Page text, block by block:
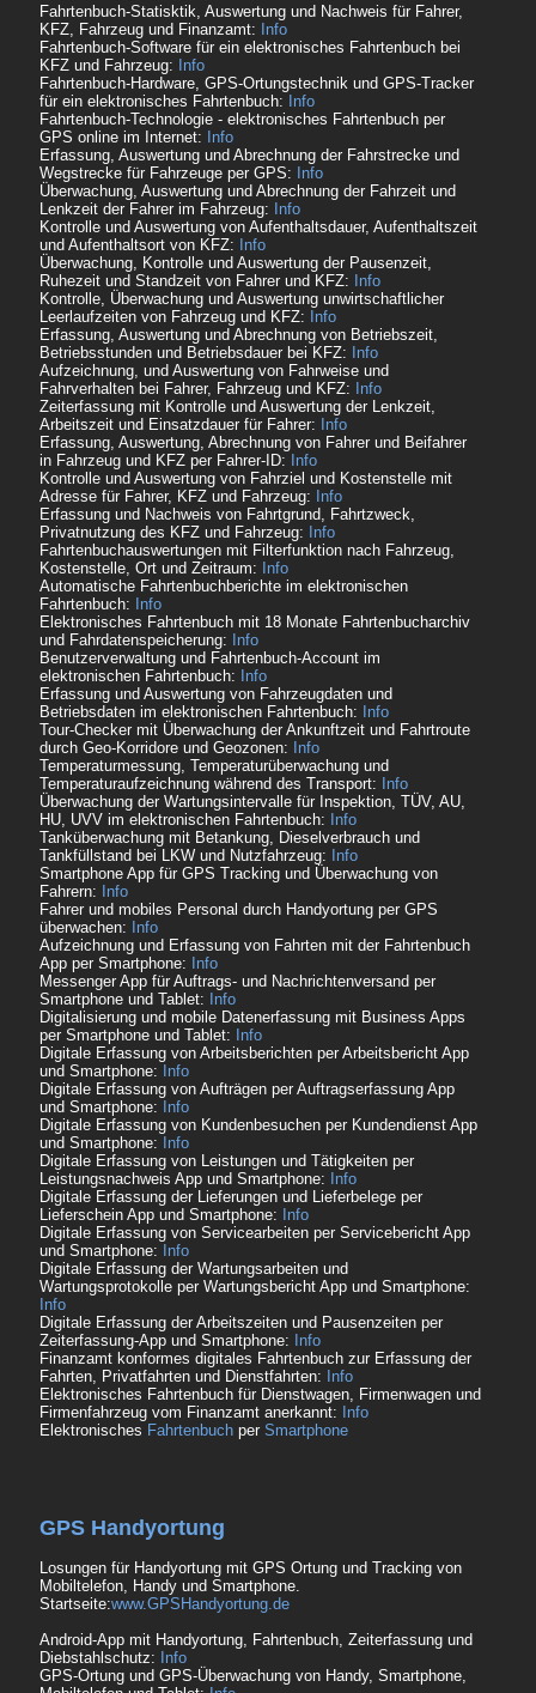
Fahrtenbuch-Statisktik, Auswertung und Nachweis für Fahrer,
KFZ, Fahrzeug und Finanzamt: Info
Fahrtenbuch-Software für ein elektronisches Fahrtenbuch bei
KFZ und Fahrzeug: Info
Fahrtenbuch-Hardware, GPS-Ortungstechnik und GPS-Tracker
für ein elektronisches Fahrtenbuch: Info
Fahrtenbuch-Technologie - elektronisches Fahrtenbuch per
GPS online im Internet: Info
Erfassung, Auswertung und Abrechnung der Fahrstrecke und
Wegstrecke für Fahrzeuge per GPS: Info
Überwachung, Auswertung und Abrechnung der Fahrzeit und
Lenkzeit der Fahrer im Fahrzeug: Info
Kontrolle und Auswertung von Aufenthaltsdauer, Aufenthaltszeit
und Aufenthaltsort von KFZ: Info
Überwachung, Kontrolle und Auswertung der Pausenzeit,
Ruhezeit und Standzeit von Fahrer und KFZ: Info
Kontrolle, Überwachung und Auswertung unwirtschaftlicher
Leerlaufzeiten von Fahrzeug und KFZ: Info
Erfassung, Auswertung und Abrechnung von Betriebszeit,
Betriebsstunden und Betriebsdauer bei KFZ: Info
Aufzeichnung, und Auswertung von Fahrweise und
Fahrverhalten bei Fahrer, Fahrzeug und KFZ: Info
Zeiterfassung mit Kontrolle und Auswertung der Lenkzeit,
Arbeitszeit und Einsatzdauer für Fahrer: Info
Erfassung, Auswertung, Abrechnung von Fahrer und Beifahrer
in Fahrzeug und KFZ per Fahrer-ID: Info
Kontrolle und Auswertung von Fahrziel und Kostenstelle mit
Adresse für Fahrer, KFZ und Fahrzeug: Info
Erfassung und Nachweis von Fahrtgrund, Fahrtzweck,
Privatnutzung des KFZ und Fahrzeug: Info
Fahrtenbuchauswertungen mit Filterfunktion nach Fahrzeug,
Kostenstelle, Ort und Zeitraum: Info
Automatische Fahrtenbuchberichte im elektronischen
Fahrtenbuch: Info
Elektronisches Fahrtenbuch mit 18 Monate Fahrtenbucharchiv
und Fahrdatenspeicherung: Info
Benutzerverwaltung und Fahrtenbuch-Account im
elektronischen Fahrtenbuch: Info
Erfassung und Auswertung von Fahrzeugdaten und
Betriebsdaten im elektronischen Fahrtenbuch: Info
Tour-Checker mit Überwachung der Ankunftzeit und Fahrtroute
durch Geo-Korridore und Geozonen: Info
Temperaturmessung, Temperaturüberwachung und
Temperaturaufzeichnung während des Transport: Info
Überwachung der Wartungsintervalle für Inspektion, TÜV, AU,
HU, UVV im elektronischen Fahrtenbuch: Info
Tanküberwachung mit Betankung, Dieselverbrauch und
Tankfüllstand bei LKW und Nutzfahrzeug: Info
Smartphone App für GPS Tracking und Überwachung von
Fahrern: Info
Fahrer und mobiles Personal durch Handyortung per GPS
überwachen: Info
Aufzeichnung und Erfassung von Fahrten mit der Fahrtenbuch
App per Smartphone: Info
Messenger App für Auftrags- und Nachrichtenversand per
Smartphone und Tablet: Info
Digitalisierung und mobile Datenerfassung mit Business Apps
per Smartphone und Tablet: Info
Digitale Erfassung von Arbeitsberichten per Arbeitsbericht App
und Smartphone: Info
Digitale Erfassung von Aufträgen per Auftragserfassung App
und Smartphone: Info
Digitale Erfassung von Kundenbesuchen per Kundendienst App
und Smartphone: Info
Digitale Erfassung von Leistungen und Tätigkeiten per
Leistungsnachweis App und Smartphone: Info
Digitale Erfassung der Lieferungen und Lieferbelege per
Lieferschein App und Smartphone: Info
Digitale Erfassung von Servicearbeiten per Servicebericht App
und Smartphone: Info
Digitale Erfassung der Wartungsarbeiten und
Wartungsprotokolle per Wartungsbericht App und Smartphone:
Info
Digitale Erfassung der Arbeitszeiten und Pausenzeiten per
Zeiterfassung-App und Smartphone: Info
Finanzamt konformes digitales Fahrtenbuch zur Erfassung der
Fahrten, Privatfahrten und Dienstfahrten: Info
Elektronisches Fahrtenbuch für Dienstwagen, Firmenwagen und
Firmenfahrzeug vom Finanzamt anerkannt: Info
Elektronisches Fahrtenbuch per Smartphone
GPS Handyortung
Losungen für Handyortung mit GPS Ortung und Tracking von
Mobiltelefon, Handy und Smartphone.
Startseite:www.GPSHandyortung.de
Android-App mit Handyortung, Fahrtenbuch, Zeiterfassung und
Diebstahlschutz:
Info
GPS-Ortung und GPS-Überwachung von Handy, Smartphone,